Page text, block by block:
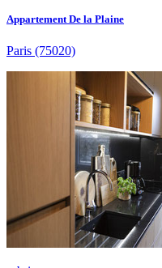
Appartement De la Plaine
Paris (75020)